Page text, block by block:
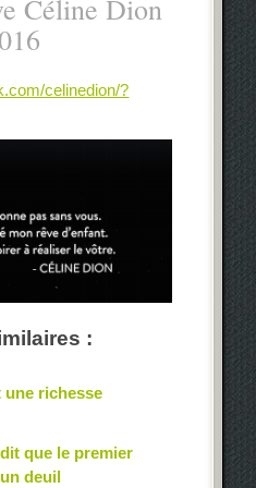
Céline Dion
celinedion/?
:
une richesse
que le premier
deuil